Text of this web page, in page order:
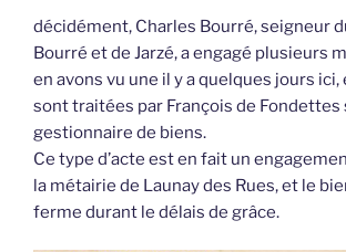
décidément, Charles Bourré, seigneur
Bourré et de Jarzé, a engagé plusieurs
en avons vu une il y a quelques jours
sont traitées par François de Fondettes
gestionnaire de biens.
Ce type d’acte est en fait un
la métairie de Launay des Rues, et le
ferme durant le délais de grâce.